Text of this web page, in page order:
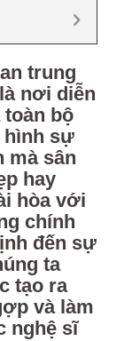
trung
nơi diễn
toàn bộ
hình sự
mà sân
hay
hòa với
chính
đến sự
ta
tạo ra
và làm
nghệ sĩ